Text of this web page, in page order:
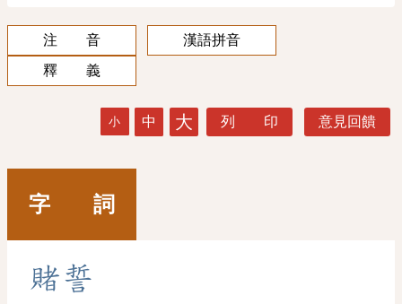
注 音
漢語拼音
釋 義
小 中 大 列 印 意見回饋
字 詞
賭誓